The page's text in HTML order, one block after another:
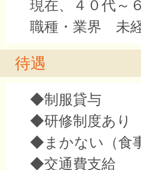
現在、４０代～
職種・業界 未
待遇
◆制服貸与
◆研修制度あり
◆まかない（食
◆交通費支給